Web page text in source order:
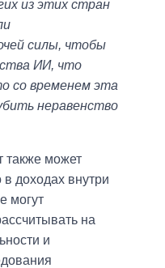
из этих стран
силы, чтобы
ИИ, что
со временем эта
неравенство
также может
доходах внутри
могут
на
и